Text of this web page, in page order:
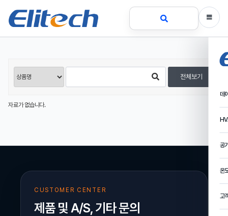
데
공
온
고
전체보기
자료가 없습니다.
CUSTOMER CENTER
제품 및 A/S, 기타 문의